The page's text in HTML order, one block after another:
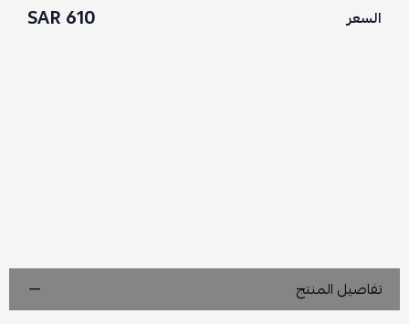
السعر 610 SAR
تفاصيل المنتج